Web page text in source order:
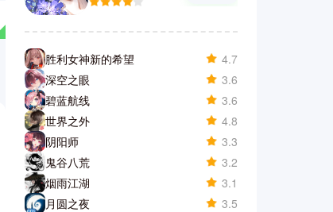
胜利女神新的希望
4.7
深空之眼
3.6
碧蓝航线
3.6
世界之外
4.8
阴阳师
3.3
鬼谷八荒
3.2
烟雨江湖
3.1
月圆之夜
3.5